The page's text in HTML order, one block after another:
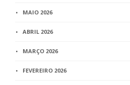
MAIO 2026
ABRIL 2026
MARÇO 2026
FEVEREIRO 2026